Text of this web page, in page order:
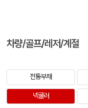
차량/골프/레저/계절
전통부채
넥쿨러